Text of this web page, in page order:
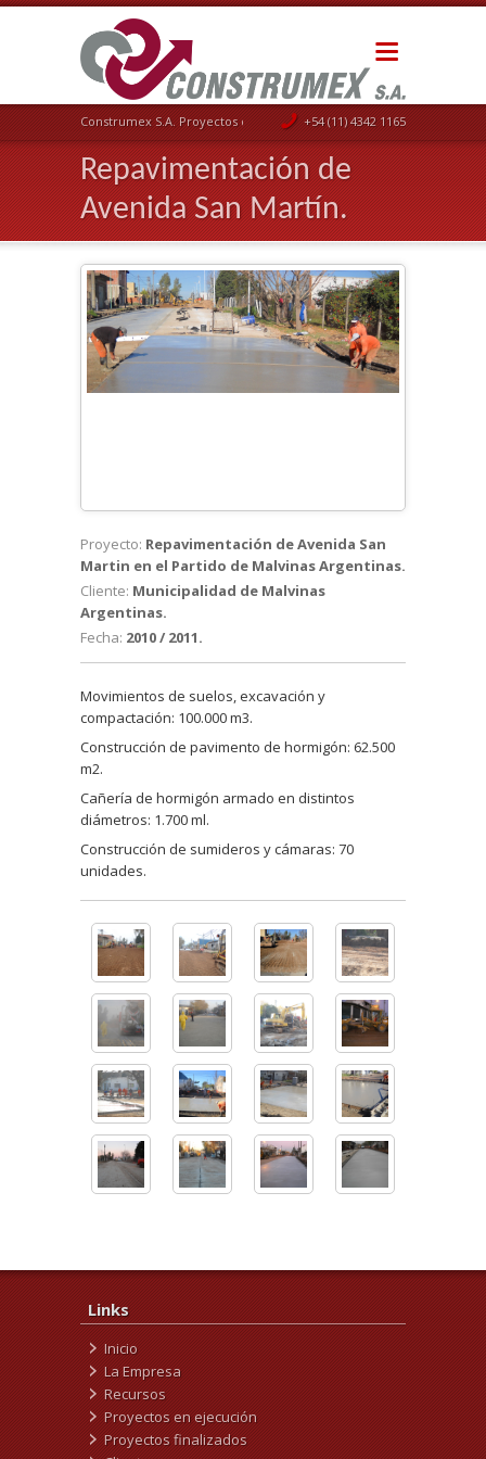
Construmex S.A. Proyectos de Ingeniería+54 (11) 4342 1165
Repavimentación de
Avenida San Martín.
Proyecto: Repavimentación de Avenida San
Martin en el Partido de Malvinas Argentinas.
Cliente: Municipalidad de Malvinas
Argentinas.
Fecha: 2010 / 2011.
Movimientos de suelos, excavación y
compactación: 100.000 m3.
Construcción de pavimento de hormigón: 62.500
m2.
Cañería de hormigón armado en distintos
diámetros: 1.700 ml.
Construcción de sumideros y cámaras: 70
unidades.
Links
Inicio
La Empresa
Recursos
Proyectos en ejecución
Proyectos finalizados